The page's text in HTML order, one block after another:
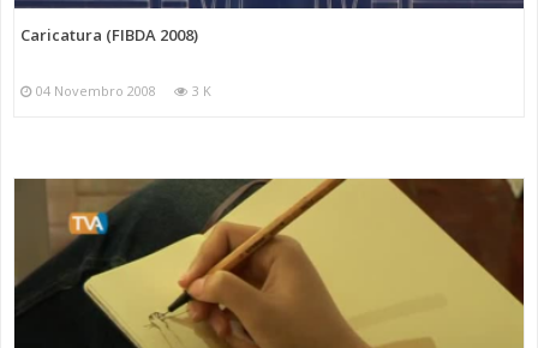
Caricatura (FIBDA 2008)
04 Novembro 2008 3 K